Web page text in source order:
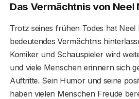
Das Vermächtnis von Neel
Trotz seines frühen Todes hat Neel
bedeutendes Vermächtnis
Komiker und Schauspieler wird
und viele Menschen erinnern sich
Auftritte. Sein Humor und seine
haben vielen Menschen Freude